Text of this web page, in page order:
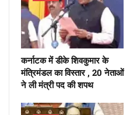
कर्नाटक में डीके शिवकुमार के
मंत्रिमंडल का विस्तार , 20 नेताओं
ने ली मंत्री पद की शपथ